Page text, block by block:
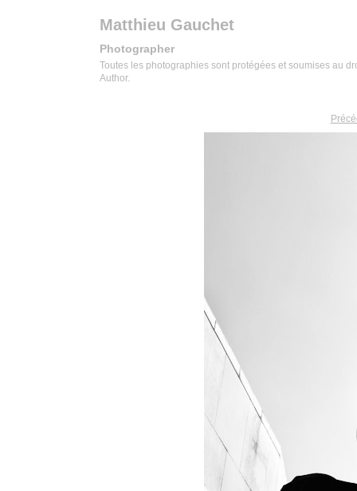
Matthieu Gauchet
Photographer
Toutes les photographies sont protégées et soumises au
Author.